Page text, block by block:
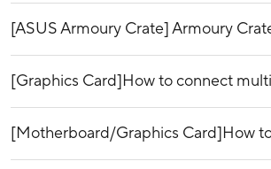
[ASUS Armoury Crate] Armoury
[Graphics Card]How to connect
[Motherboard/Graphics Card]How